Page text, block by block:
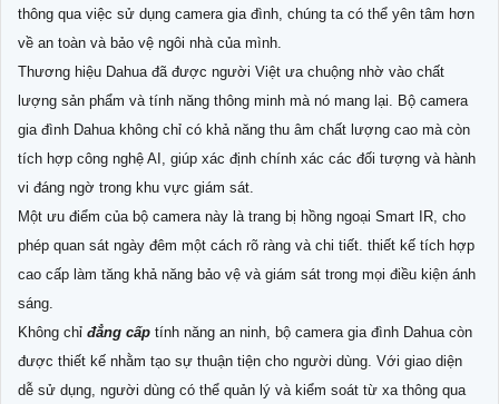
thông qua việc sử dụng camera gia đình, chúng ta có thể yên tâm hơn
về an toàn và bảo vệ ngôi nhà của mình.
Thương hiệu Dahua đã được người Việt ưa chuộng nhờ vào chất
lượng sản phẩm và tính năng thông minh mà nó mang lại. Bộ camera
gia đình Dahua không chỉ có khả năng thu âm chất lượng cao mà còn
tích hợp công nghệ AI, giúp xác định chính xác các đối tượng và hành
vi đáng ngờ trong khu vực giám sát.
Một ưu điểm của bộ camera này là trang bị hồng ngoại Smart IR, cho
phép quan sát ngày đêm một cách rõ ràng và chi tiết. thiết kế tích hợp
cao cấp làm tăng khả năng bảo vệ và giám sát trong mọi điều kiện ánh
sáng.
Không chỉ đẳng cấp tính năng an ninh, bộ camera gia đình Dahua còn
được thiết kế nhằm tạo sự thuận tiện cho người dùng. Với giao diện
dễ sử dụng, người dùng có thể quản lý và kiểm soát từ xa thông qua